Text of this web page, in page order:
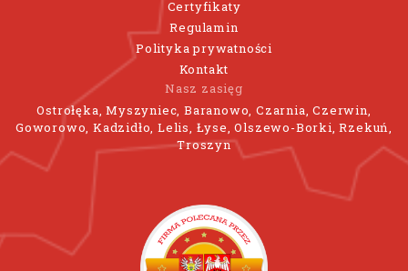
Certyfikaty
Regulamin
Polityka prywatności
Kontakt
Nasz zasięg
Ostrołęka, Myszyniec, Baranowo, Czarnia, Czerwin,
Goworowo, Kadzidło, Lelis, Łyse, Olszewo-Borki, Rzekuń,
Troszyn